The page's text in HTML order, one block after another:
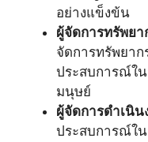
อย่างแข็งข้น
ผู้จัดการทรัพย
จัดการทรัพยา
ประสบการณ์ใ
มนุษย์
ผู้จัดการดำเนิน
ประสบการณ์ใ